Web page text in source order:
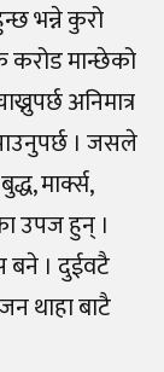
भन्ने कुरो
मान्छेको
अनिमात्र
। जसले
मार्क्स,
उपज हुन् ।
बने । दुईवटै
थाहा बाटै